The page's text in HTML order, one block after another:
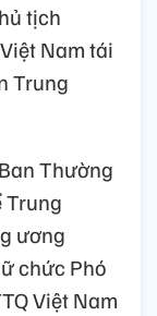
tịch
Nam tái
Trung
Thường
Trung
ương
chức Phó
Việt Nam